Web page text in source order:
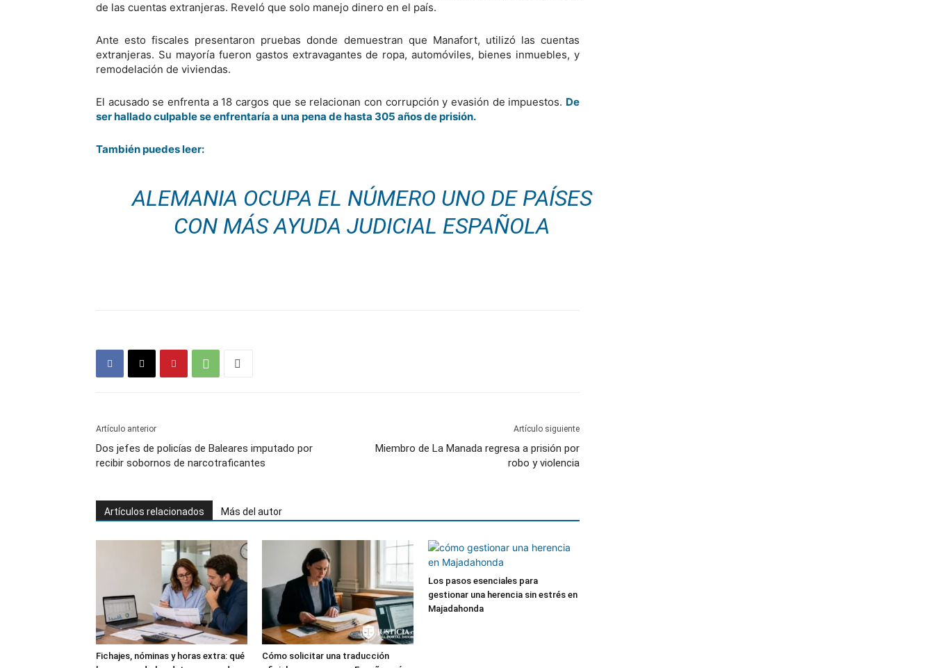
de las cuentas extranjeras. Reveló que solo manejo dinero en el país.
Ante esto fiscales presentaron pruebas donde demuestran que Manafort, utilizó las cuentas
extranjeras. Su mayoría fueron gastos extravagantes de ropa, automóviles, bienes inmuebles, y
remodelación de viviendas.
El acusado se enfrenta a 18 cargos que se relacionan con corrupción y evasión de impuestos. De
ser hallado culpable se enfrentaría a una pena de hasta 305 años de prisión.
También puedes leer:
ALEMANIA OCUPA EL NÚMERO UNO DE PAÍSES
CON MÁS AYUDA JUDICIAL ESPAÑOLA
Artículo anterior
Dos jefes de policías de Baleares imputado por
recibir sobornos de narcotraficantes
Artículo siguiente
Miembro de La Manada regresa a prisión por
robo y violencia
Artículos relacionados Más del autor
Fichajes, nóminas y horas extra: qué
Cómo solicitar una traducción
Los pasos esenciales para
gestionar una herencia sin estrés en
Majadahonda